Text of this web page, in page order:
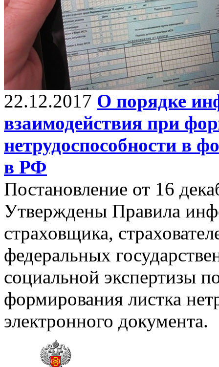
22.12.2017 О порядке
взаимодействия при
нетрудоспособности в
в РФ
Постановление от 16
Утверждены Правила
страховщика,
федеральных
социальной экспертизы
формирования листка
электронного документа.